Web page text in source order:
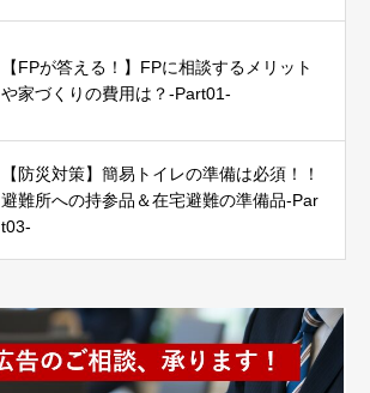
【FPが答える！】FPに相談するメリット
や家づくりの費用は？-Part01-
【防災対策】簡易トイレの準備は必須！！
避難所への持参品＆在宅避難の準備品-Par
t03-